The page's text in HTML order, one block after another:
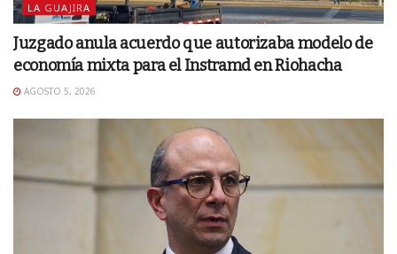
LA GUAJIRA
Juzgado anula acuerdo que autorizaba modelo de
economía mixta para el Instramd en Riohacha
AGOSTO 5, 2026